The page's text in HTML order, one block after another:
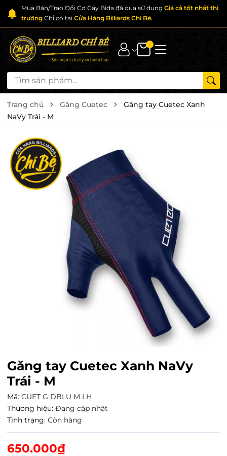
Mua Bán/Trao Đổi Cơ Gậy Bida đã qua sử dụng Giá cả tốt nhất thị
trường.Chỉ có tại Cửa Hàng Billiards Chí Bé.
Trang chủ Găng Cuetec
Găng tay Cuetec Xanh
NaVy Trái - M
Găng tay Cuetec Xanh NaVy
Trái - M
Mã: CUET G DBLU M LH
Thương hiệu: Đang cập nhật
Tình trạng: Còn hàng
650.000₫